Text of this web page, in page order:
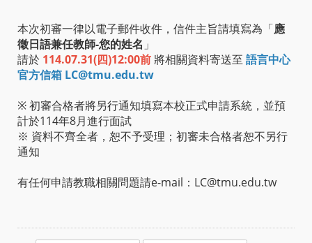
本次初審一律以電子郵件收件，信件主旨請填寫為「應
徵日語兼任教師-您的姓名 」
請於 114.07.31(四)12:00前 將相關資料寄送至 語言中心
官方信箱 LC@tmu.edu.tw
※ 初審合格者將另行通知填寫本校正式申請系統，並預
計於114年8月進行面試
※ 資料不齊全者，恕不予受理；初審未合格者恕不另行
通知
有任何申請教職相關問題請e-mail：LC@tmu.edu.tw